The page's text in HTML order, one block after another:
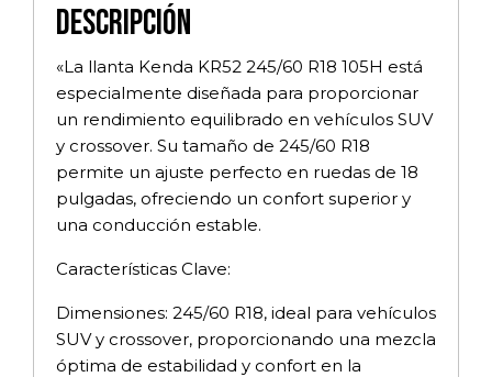
Descripción
«La llanta Kenda KR52 245/60 R18 105H está
especialmente diseñada para proporcionar
un rendimiento equilibrado en vehículos SUV
y crossover. Su tamaño de 245/60 R18
permite un ajuste perfecto en ruedas de 18
pulgadas, ofreciendo un confort superior y
una conducción estable.
Características Clave:
Dimensiones: 245/60 R18, ideal para vehículos
SUV y crossover, proporcionando una mezcla
óptima de estabilidad y confort en la